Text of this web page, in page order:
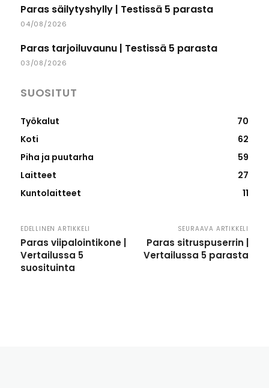
Paras säilytyshylly | Testissä 5 parasta
04/08/2026
Paras tarjoiluvaunu | Testissä 5 parasta
03/08/2026
SUOSITUT
Työkalut
70
Koti
62
Piha ja puutarha
59
Laitteet
27
Kuntolaitteet
11
EDELLINEN ARTIKKELI
Paras viipalointikone |
Vertailussa 5
suosituinta
SEURAAVA ARTIKKELI
Paras sitruspuserrin |
Vertailussa 5 parasta